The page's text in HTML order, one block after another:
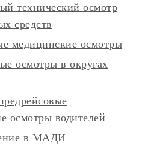
технический осмотр
средств
медицинские осмотры
осмотры в округах
осмотры водителей
в МАДИ